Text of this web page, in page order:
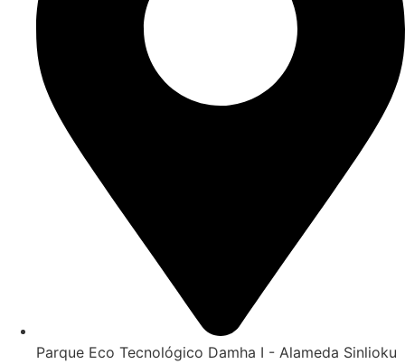
Parque Eco Tecnológico Damha I - Alameda Sinlioku